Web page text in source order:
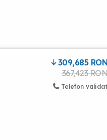
309,685 RON
367,423 RON
Telefon validat